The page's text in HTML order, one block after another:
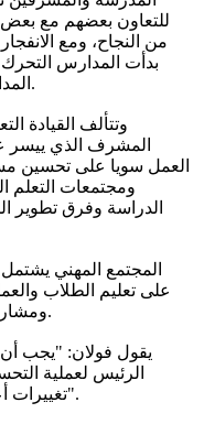
للتعاون بعضهم مع بعض
من النجاح، ومع
بدأت المدارس
المدارس إلى المجتمعات الافتراضية العالمية.
وتتألف القيادة
المشرف الذي
العمل سويا على تحسين
ومجتمعات التعلم
الدراسة وفرق تطوير
المجتمع المهني
على تعليم الطلاب
ومشاركة الممارسات التعليمية والحوار التأملي.
يقول فولان: "يجب أن
الرئيس لعملية
تغييرات أعمق في كل من الثقافة والبنية التعليمية".